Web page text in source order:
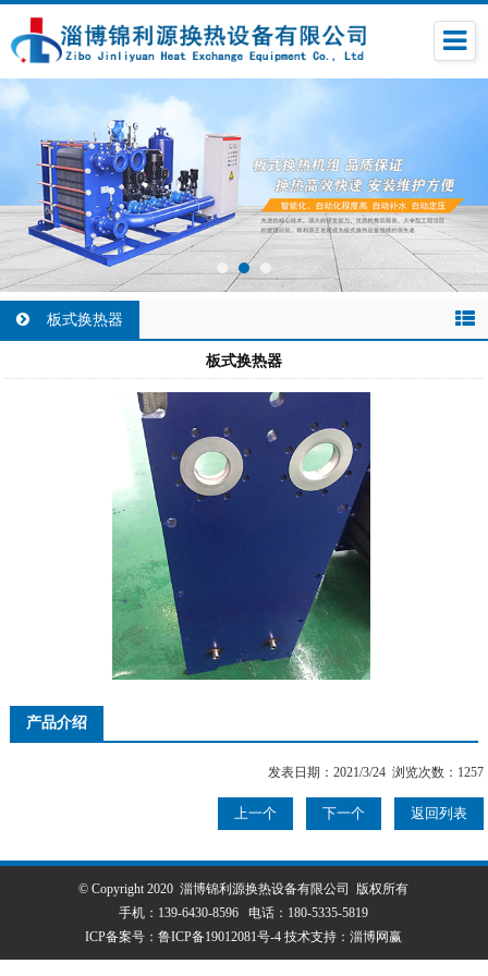
板式换热器
板式换热器
产品介绍
发表日期：2021/3/24 浏览次数：1257
上一个 下一个 返回列表
© Copyright 2020 淄博锦利源换热设备有限公司 版权所有
手机： 139-6430-8596 电话： 180-5335-5819
ICP备案号：鲁ICP备19012081号-4 技术支持：淄博网赢